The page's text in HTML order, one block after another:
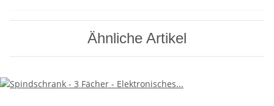
Ähnliche Artikel